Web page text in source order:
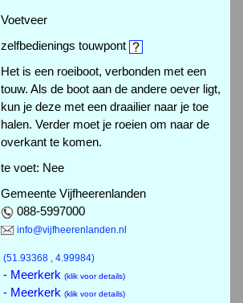
Voetveer
zelfbedienings touwpont
Het is een roeiboot, verbonden met een
touw. Als de boot aan de andere oever ligt,
kun je deze met een draailier naar je toe
halen. Verder moet je roeien om naar de
overkant te komen.
te voet: Nee
Gemeente Vijfheerenlanden
088-5997000
info@vijfheerenlanden.nl
(51.93368 , 4.99984)
- Meerkerk (klik voor details)
- Meerkerk (klik voor details)